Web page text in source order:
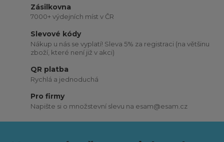
Zásilkovna
7000+ výdejních míst v ČR
Slevové kódy
Nákup u nás se vyplatí! Sleva 5% za registraci (na většinu
zboží, které není již v akci)
QR platba
Rychlá a jednoduchá
Pro firmy
Napište si o množstevní slevu na esam@esam.cz